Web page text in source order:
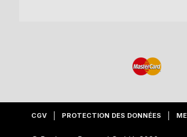
CGV PROTECTION DES DONNÉES